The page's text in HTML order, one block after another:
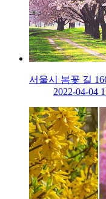
서울시 봄꽃 길
2022-04-04